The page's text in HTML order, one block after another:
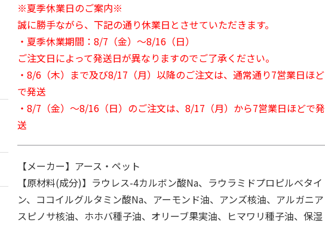
※夏季休業日のご案内※
誠に勝手ながら、下記の通り休業日とさせていただきます。
・夏季休業期間：8/7（金）～8/16（日）
ご注文日によって発送日が異なりますのでご了承ください。
・8/6（木）まで及び8/17（月）以降のご注文は、通常通り7営業日ほど
で発送
・8/7（金）～8/16（日）のご注文は、8/17（月）から7営業日ほどで発
送
【メーカー】アース・ペット
【原材料(成分)】ラウレス-4カルボン酸Na、ラウラミドプロピルベタイ
ン、ココイルグルタミン酸Na、アーモンド油、アンズ核油、アルガニア
スピノサ核油、ホホバ種子油、オリーブ果実油、ヒマワリ種子油、保湿